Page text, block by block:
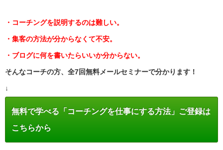
・コーチングを説明するのは難しい。
・集客の方法が分からなくて不安。
・ブログに何を書いたらいいか分からない。
そんなコーチの方、全7回無料メールセミナーで分かります！
↓
無料で学べる「コーチングを仕事にする方法」ご登録は
こちらから